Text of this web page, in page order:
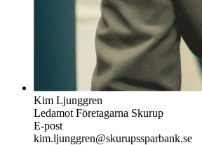
Kim Ljunggren
Ledamot Företagarna Skurup
E-post
kim.ljunggren@skurupssparbank.se